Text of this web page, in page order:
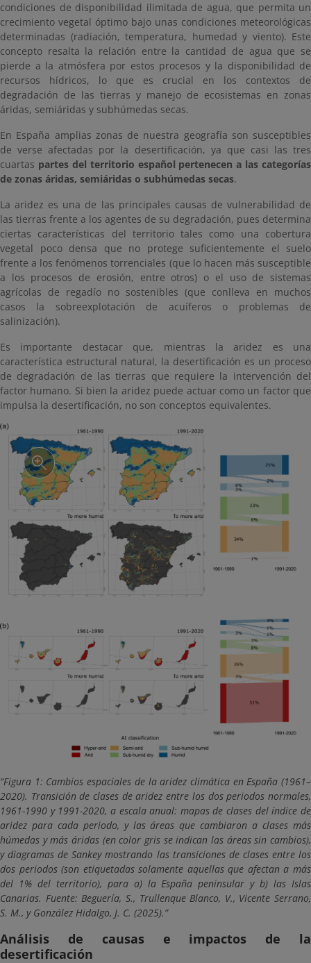
condiciones de disponibilidad ilimitada de agua, que permita un
crecimiento vegetal óptimo bajo unas condiciones meteorológicas
determinadas (radiación, temperatura, humedad y viento). Este
concepto resalta la relación entre la cantidad de agua que se
pierde a la atmósfera por estos procesos y la disponibilidad de
recursos hídricos, lo que es crucial en los contextos de
degradación de las tierras y manejo de ecosistemas en zonas
áridas, semiáridas y subhúmedas secas.
En España amplias zonas de nuestra geografía son susceptibles
de verse afectadas por la desertificación, ya que casi las tres
cuartas partes del territorio español pertenecen a las categorías
de zonas áridas, semiáridas o subhúmedas secas.
La aridez es una de las principales causas de vulnerabilidad de
las tierras frente a los agentes de su degradación, pues determina
ciertas características del territorio tales como una cobertura
vegetal poco densa que no protege suficientemente el suelo
frente a los fenómenos torrenciales (que lo hacen más susceptible
a los procesos de erosión, entre otros) o el uso de sistemas
agrícolas de regadío no sostenibles (que conlleva en muchos
casos la sobreexplotación de acuíferos o problemas de
salinización).
Es importante destacar que, mientras la aridez es una
característica estructural natural, la desertificación es un proceso
de degradación de las tierras que requiere la intervención del
factor humano. Si bien la aridez puede actuar como un factor que
impulsa la desertificación, no son conceptos equivalentes.
Figura 1: Cambios espaciales de la aridez climática en España (1961–
2020). Transición de clases de aridez entre los dos periodos normales,
1961-1990 y 1991-2020, a escala anual: mapas de clases del índice de
aridez para cada periodo, y las áreas que cambiaron a clases más
húmedas y más áridas (en color gris se indican las áreas sin cambios),
y diagramas de Sankey mostrando las transiciones de clases entre los
dos periodos (son etiquetadas solamente aquellas que afectan a más
del 1% del territorio), para a) la España peninsular y b) las Islas
Canarias. Fuente: Beguería, S., Trullenque Blanco, V., Vicente Serrano,
S. M., y González Hidalgo, J. C. (2025).
Análisis de causas e impactos de la
desertificación